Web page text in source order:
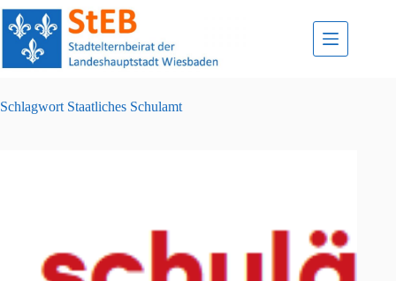
Zum
Inhalt
springen
Schlagwort Staatliches Schulamt